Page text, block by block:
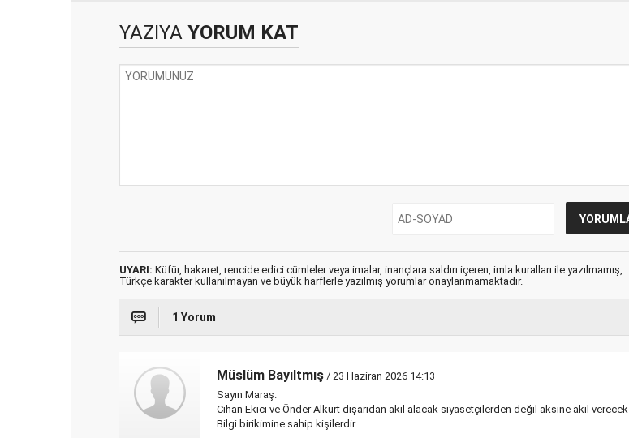
YAZIYA YORUM KAT
UYARI: Küfür, hakaret, rencide edici cümleler veya imalar, inançlara saldırı içeren, imla kuralları ile yazılmamış,
Türkçe karakter kullanılmayan ve büyük harflerle yazılmış yorumlar onaylanmamaktadır.
1 Yorum
Müslüm Bayıltmış / 23 Haziran 2026 14:13
Sayın Maraş.
Cihan Ekici ve Önder Alkurt dışarıdan akıl alacak siyasetçilerden değil aksine akıl verecek
Bilgi birikimine sahip kişilerdir